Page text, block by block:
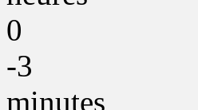
0
-3
minutes